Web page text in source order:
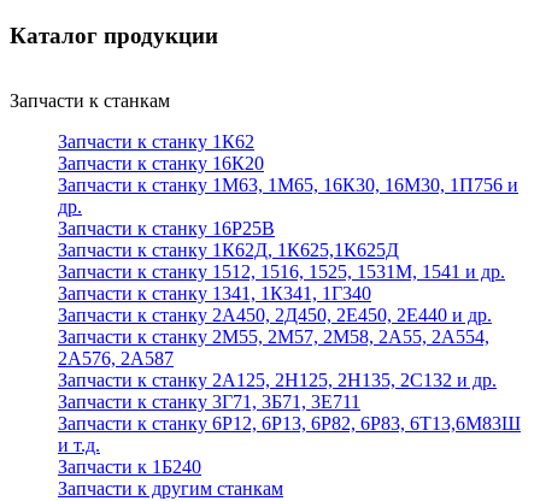
Каталог продукции
Запчасти к станкам
Запчасти к станку 1К62
Запчасти к станку 16К20
Запчасти к станку 1М63, 1М65, 16К30, 16М30, 1П756 и
др.
Запчасти к станку 16Р25В
Запчасти к станку 1К62Д, 1К625,1К625Д
Запчасти к станку 1512, 1516, 1525, 1531М, 1541 и др.
Запчасти к станку 1341, 1К341, 1Г340
Запчасти к станку 2А450, 2Д450, 2Е450, 2Е440 и др.
Запчасти к станку 2М55, 2М57, 2М58, 2А55, 2А554,
2А576, 2А587
Запчасти к станку 2А125, 2Н125, 2Н135, 2С132 и др.
Запчасти к станку 3Г71, 3Б71, 3Е711
Запчасти к станку 6Р12, 6Р13, 6Р82, 6Р83, 6Т13,6М83Ш
и т.д.
Запчасти к 1Б240
Запчасти к другим станкам